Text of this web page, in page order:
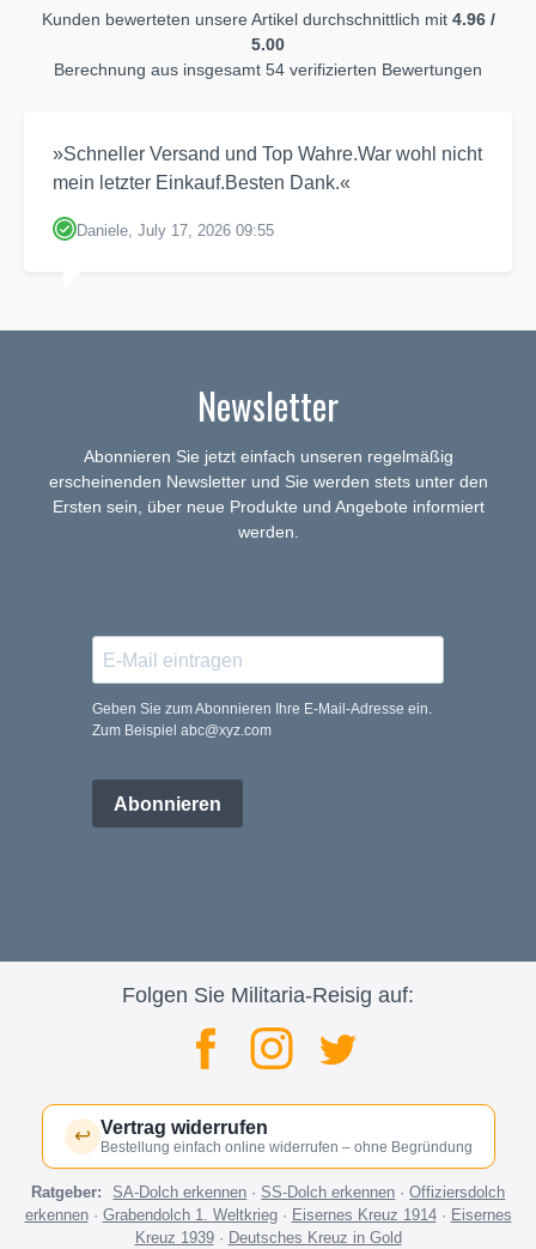
Kunden bewerteten unsere Artikel durchschnittlich mit 4.96 /
5.00
Berechnung aus insgesamt 54 verifizierten Bewertungen
»Schneller Versand und Top Wahre.War wohl nicht
mein letzter Einkauf.Besten Dank.«
Daniele, July 17, 2026 09:55
Newsletter
Abonnieren Sie jetzt einfach unseren regelmäßig
erscheinenden Newsletter und Sie werden stets unter den
Ersten sein, über neue Produkte und Angebote informiert
werden.
Geben Sie zum Abonnieren Ihre E-Mail-Adresse ein.
Zum Beispiel abc@xyz.com
Abonnieren
Folgen Sie Militaria-Reisig auf:
↩ Vertrag widerrufen
Bestellung einfach online widerrufen – ohne Begründung
Ratgeber: SA-Dolch erkennen ·SS-Dolch erkennen ·Offiziersdolch
erkennen· Grabendolch 1. Weltkrieg· Eisernes Kreuz 1914· Eisernes
Kreuz 1939· Deutsches Kreuz in Gold